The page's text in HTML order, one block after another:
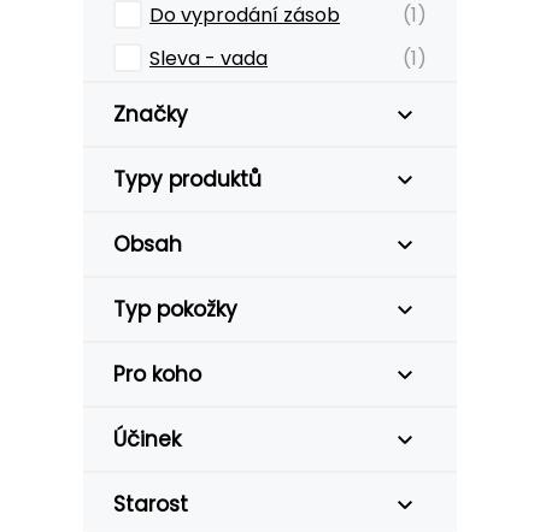
Do vyprodání zásob
(1)
Sleva - vada
(1)
Značky
Typy produktů
Obsah
Typ pokožky
Pro koho
Účinek
Starost